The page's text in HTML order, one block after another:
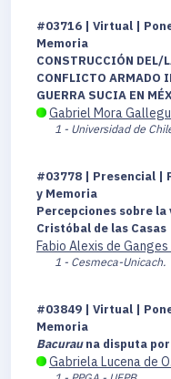
#03716 | Virtual |
Memoria
CONSTRUCCIÓN DEL/
CONFLICTO ARMADO
GUERRA SUCIA EN
Gabriel Mora
1 - Universidad de
#03778 | Presencial |
y Memoria
Percepciones sobre
Cristóbal de las Casas
Fabio Alexis de Ganges
1 - Cesmeca-Unicach.
#03849 | Virtual |
Memoria
Bacurauna disputa
Gabriela Lucena de